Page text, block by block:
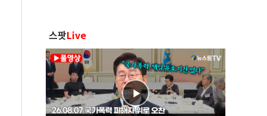
스팟Live